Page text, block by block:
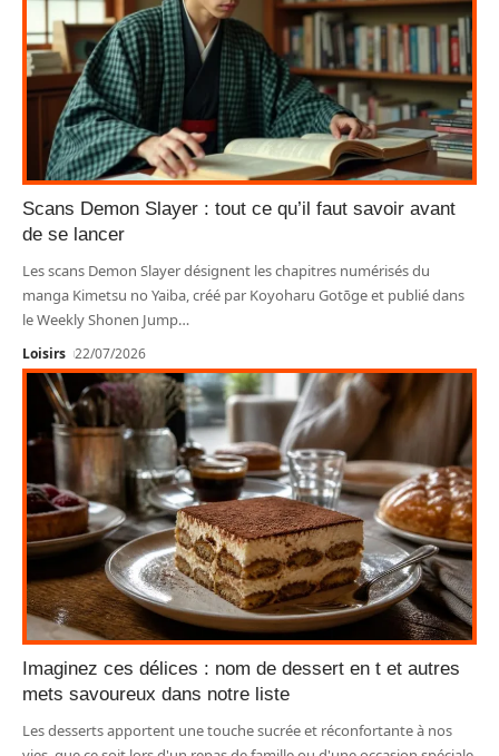
Scans Demon Slayer : tout ce qu’il faut savoir avant
de se lancer
Les scans Demon Slayer désignent les chapitres numérisés du
manga Kimetsu no Yaiba, créé par Koyoharu Gotōge et publié dans
le Weekly Shonen Jump…
Loisirs 22/07/2026
Imaginez ces délices : nom de dessert en t et autres
mets savoureux dans notre liste
Les desserts apportent une touche sucrée et réconfortante à nos